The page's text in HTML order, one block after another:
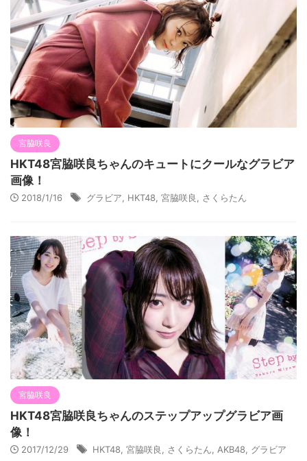
宮脇咲良
HKT48宮脇咲良ちゃんのキュートにクールなグラビア
画像！
2018/1/16 グラビア HKT48 宮脇咲良 さくらたん
宮脇咲良
HKT48宮脇咲良ちゃんのステップアップグラビア画
像！
2017/12/29 HKT48 宮脇咲良 さくらたん AKB48 グラビア